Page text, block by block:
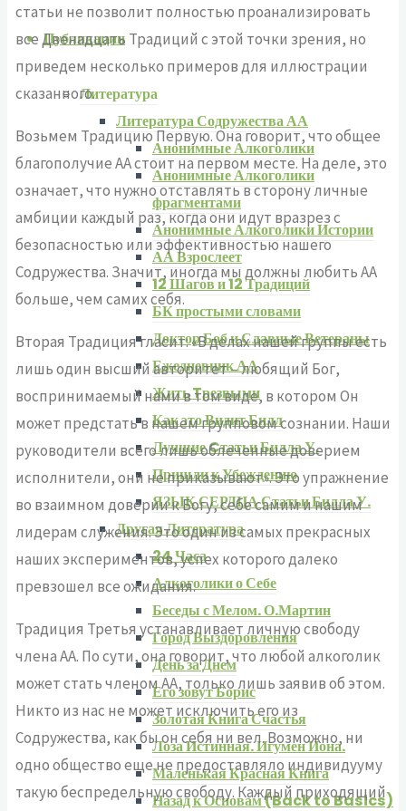
Публикации
Литература
Литература Содружества АА
Анонимные Алкоголики
Анонимные Алкоголики
фрагментами
Анонимные Алкоголики Истории
АА Взрослеет
12 Шагов и 12 Традиций
БК простыми словами
Доктор Боб и Славные Ветераны
Ежедневник АА
Жить Tрезвыми
Как это Видит Билл
Лучшие Cтатьи Билла У.
Пришли к Убеждению
ЯЗЫК СЕРДЦА Статьи Билла У.
Другая Литература
24 Часа
Алкоголики о Себе
Беседы с Мелом. О.Мартин
Город Выздоровления
День за Днем
Его зовут Борис
Золотая Книга Счастья
Лоза Истинная. Игумен Иона.
Маленькая Красная Книга
Назад к Основам (Back to Basics)
статьи не позволит полностью проанализировать
все Двенадцать Традиций с этой точки зрения, но
приведем несколько примеров для иллюстрации
сказанного.
Возьмем Традицию Первую. Она говорит, что общее
благополучие АА стоит на первом месте. На деле, это
означает, что нужно отставлять в сторону личные
амбиции каждый раз, когда они идут вразрез с
безопасностью или эффективностью нашего
Содружества. Значит, иногда мы должны любить АА
больше, чем самих себя.
Вторая Традиция гласит: «В делах нашей группы есть
лишь один высший авторитет – любящий Бог,
воспринимаемый нами в том виде, в котором Он
может предстать в нашем групповом сознании. Наши
руководители всего лишь облеченные доверием
исполнители, они не приказывают». Это упражнение
во взаимном доверии к Богу, себе самим и нашим
лидерам служения. Это один из самых прекрасных
наших экспериментов, успех которого далеко
превзошел все ожидания.
Традиция Третья устанавливает личную свободу
члена АА. По сути, она говорит, что любой алкоголик
может стать членом АА, только лишь заявив об этом.
Никто из нас не может исключить его из
Содружества, как бы он себя ни вел. Возможно, ни
одно общество еще не предоставляло индивидууму
такую беспредельную свободу. Каждый приходящий